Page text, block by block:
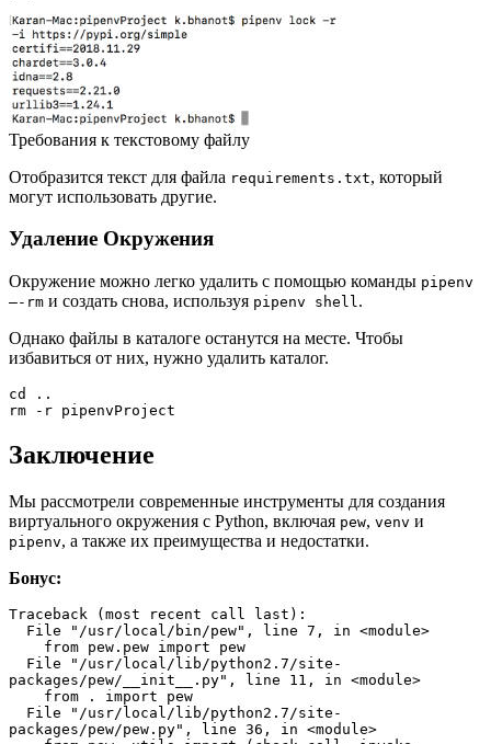
Требования к текстовому файлу
Отобразится текст для файла requirements.txt, который
могут использовать другие.
Удаление Окружения
Окружение можно легко удалить с помощью команды pipenv
—-rm и создать снова, используя pipenv shell.
Однако файлы в каталоге останутся на месте. Чтобы
избавиться от них, нужно удалить каталог.
cd ..
rm -r pipenvProject
Заключение
Мы рассмотрели современные инструменты для создания
виртуального окружения с Python, включая pew, venv и
pipenv, а также их преимущества и недостатки.
Бонус:
Traceback (most recent call last):
  File "/usr/local/bin/pew", line 7, in <module>
    from pew.pew import pew
packages/pew/__init__.py", line 11, in <module>
    from . import pew
packages/pew/pew.py", line 36, in <module>